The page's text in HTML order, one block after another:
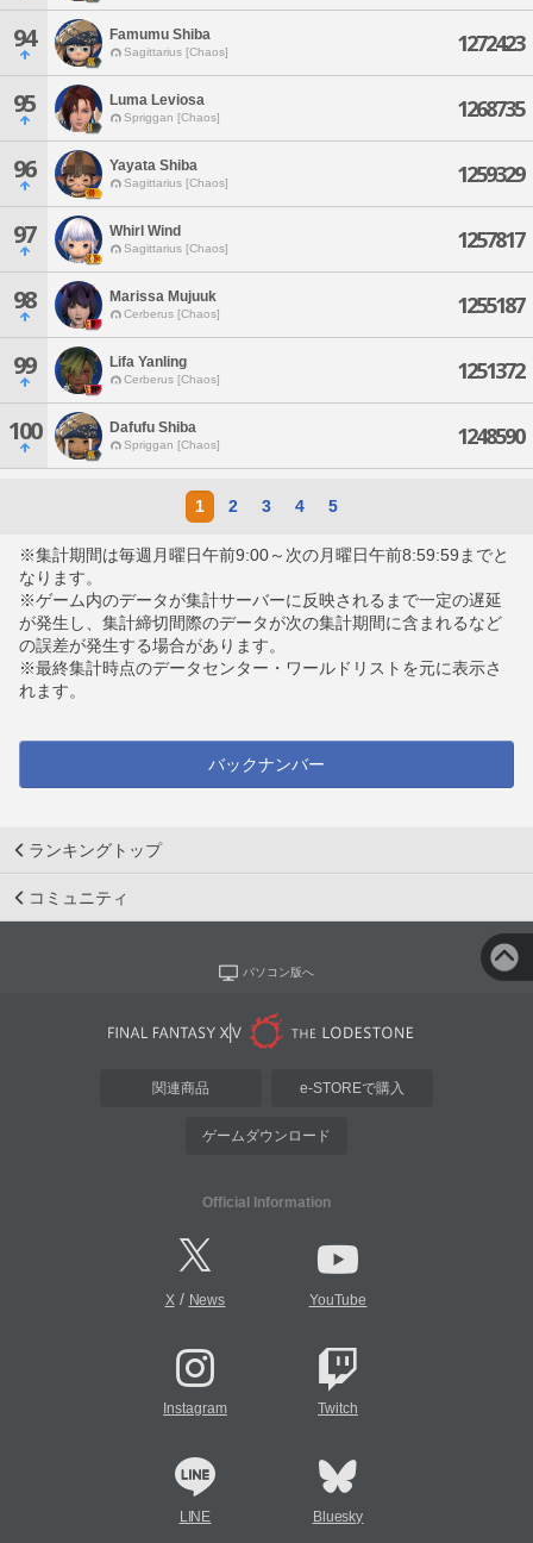
94 Famumu Shiba
Sagittarius [Chaos] 1272423
95 Luma Leviosa
Spriggan [Chaos] 1268735
96 Yayata Shiba
Sagittarius [Chaos] 1259329
97 Whirl Wind
Sagittarius [Chaos] 1257817
98 Marissa Mujuuk
Cerberus [Chaos] 1255187
99 Lifa Yanling
Cerberus [Chaos] 1251372
100 Dafufu Shiba
Spriggan [Chaos] 1248590
1 2 3 4 5
※集計期間は毎週月曜日午前9:00～次の月曜日午前8:59:59までと
なります。
※ゲーム内のデータが集計サーバーに反映されるまで一定の遅延
が発生し、集計締切間際のデータが次の集計期間に含まれるなど
の誤差が発生する場合があります。
※最終集計時点のデータセンター・ワールドリストを元に表示さ
れます。
バックナンバー
ランキングトップ
コミュニティ
パソコン版へ
関連商品 e-STOREで購入
ゲームダウンロード
Official Information
X/ News YouTube
Instagram Twitch
LINE Bluesky